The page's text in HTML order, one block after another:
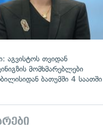
აგვისტოს თვიდან
მომხმარებლები
ბათუმში 4 საათში